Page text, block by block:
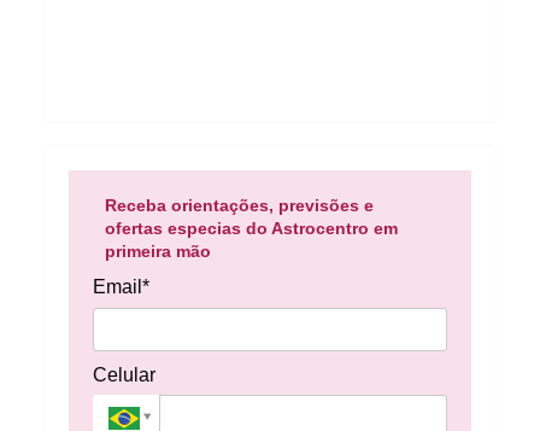
Receba orientações, previsões e
ofertas especias do Astrocentro em
primeira mão
Email*
Celular